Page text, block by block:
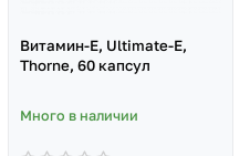
Витамин-Е, Ultimate-E,
Thorne, 60 капсул
Много в наличии